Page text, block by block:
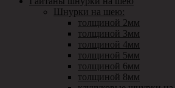
Шнурки на шею:
толщиной 2мм
толщиной 3мм
толщиной 4мм
толщиной 5мм
толщиной 6мм
толщиной 8мм